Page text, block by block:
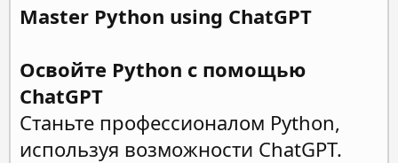
Master Python using ChatGPT
Освойте Python с помощью
ChatGPT
Станьте профессионалом Python,
используя возможности ChatGPT.